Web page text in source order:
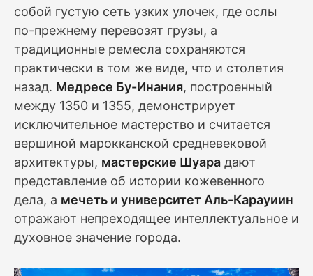
собой густую сеть узких улочек, где ослы
по-прежнему перевозят грузы, а
традиционные ремесла сохраняются
практически в том же виде, что и столетия
назад. Медресе Бу-Инания, построенный
между 1350 и 1355, демонстрирует
исключительное мастерство и считается
вершиной марокканской средневековой
архитектуры, мастерские Шуара дают
представление об истории кожевенного
дела, а мечеть и университет Аль-Карауиин
отражают непреходящее интеллектуальное и
духовное значение города.